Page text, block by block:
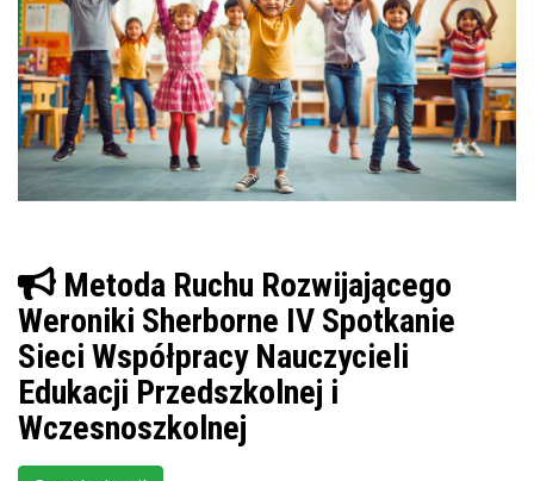
Metoda Ruchu Rozwijającego
Weroniki Sherborne IV Spotkanie
Sieci Współpracy Nauczycieli
Edukacji Przedszkolnej i
Wczesnoszkolnej